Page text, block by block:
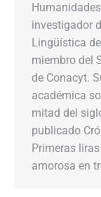
investigador
Lingüística
miembro del
de Conacyt.
académica
mitad del
publicado
Primeras
amorosa en